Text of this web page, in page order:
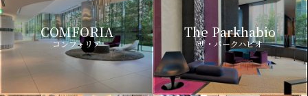
COMFORIA
コンフォリア
The Parkhabio
ザ・パークハビオ